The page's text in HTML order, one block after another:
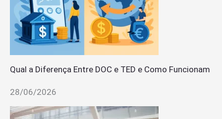
Qual a Diferença Entre DOC e TED e Como Funcionam
28/06/2026